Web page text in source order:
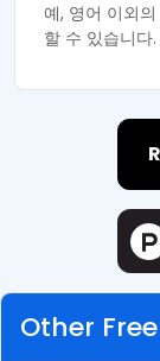
예, 영어 이외
할 수 있습니다.
Other